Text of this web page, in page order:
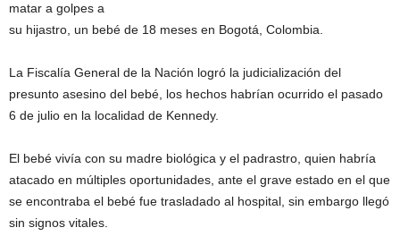
matar a golpes a
su hijastro, un bebé de 18 meses en Bogotá, Colombia.
La Fiscalía General de la Nación logró la judicialización del
presunto asesino del bebé, los hechos habrían ocurrido el pasado
6 de julio en la localidad de Kennedy.
El bebé vivía con su madre biológica y el padrastro, quien habría
atacado en múltiples oportunidades, ante el grave estado en el que
se encontraba el bebé fue trasladado al hospital, sin embargo llegó
sin signos vitales.